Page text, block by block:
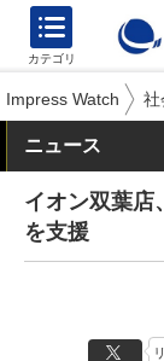
カテゴリ
Impress Watch 社
ニュース
イオン双葉
を支援